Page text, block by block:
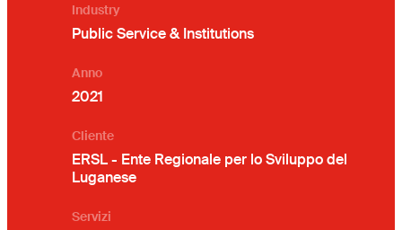
Industry
Public Service & Institutions
Anno
2021
Cliente
ERSL - Ente Regionale per lo Sviluppo del
Luganese
Servizi